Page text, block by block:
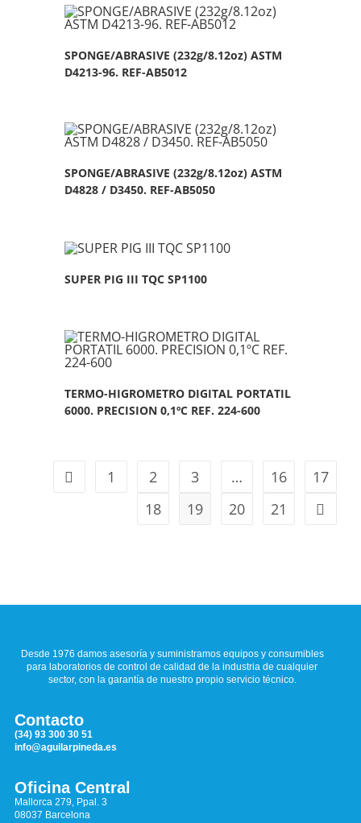
SPONGE/ABRASIVE (232g/8.12oz) ASTM
D4213-96. REF-AB5012
SPONGE/ABRASIVE (232g/8.12oz) ASTM
D4828 / D3450. REF-AB5050
SUPER PIG III TQC SP1100
TERMO-HIGROMETRO DIGITAL PORTATIL
6000. PRECISION 0,1ºC REF. 224-600
1 2 3 … 16
17
18
19 20 21
Desde 1976 damos asesoría y suministramos equipos y consumibles
para laboratorios de control de calidad de la industria de cualquier
sector, con la garantía de nuestro propio servicio técnico.
Contacto
(34) 93 300 30 51
info@aguilarpineda.es
Oficina Central
Mallorca 279, Ppal. 3
08037 Barcelona